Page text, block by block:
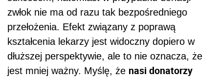
zwłok nie ma od razu tak bezpośredniego
przełożenia. Efekt związany z poprawą
kształcenia lekarzy jest widoczny dopiero w
dłuższej perspektywie, ale to nie oznacza, że
jest mniej ważny. Myślę, że nasi donatorzy